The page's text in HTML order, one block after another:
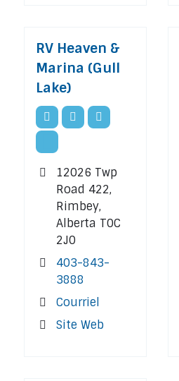
RV Heaven &
Marina (Gull
Lake)
12026 Twp
Road 422,
Rimbey,
Alberta T0C
2J0
403-843-
3888
Courriel
Site Web